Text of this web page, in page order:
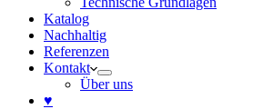
Katalog
Nachhaltig
Referenzen
Kontakt
Über uns
♥